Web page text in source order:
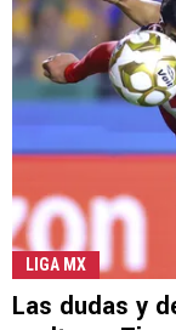
LIGA MX
Las dudas y